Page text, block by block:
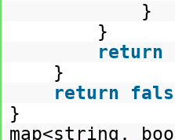
}
}
return
}
return
}
map<string,